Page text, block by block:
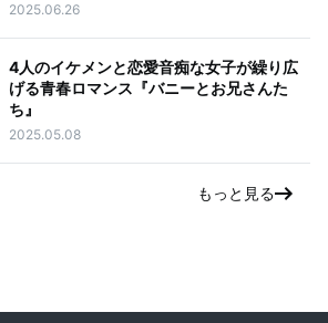
2025.06.26
4人のイケメンと恋愛音痴な女子が繰り広
げる青春ロマンス『バニーとお兄さんた
ち』
2025.05.08
もっと見る